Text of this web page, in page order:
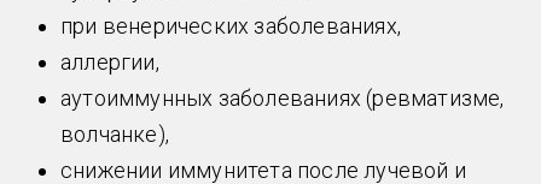
при венерических заболеваниях,
аллергии,
аутоиммунных заболеваниях (ревматизме,
волчанке),
снижении иммунитета после лучевой и